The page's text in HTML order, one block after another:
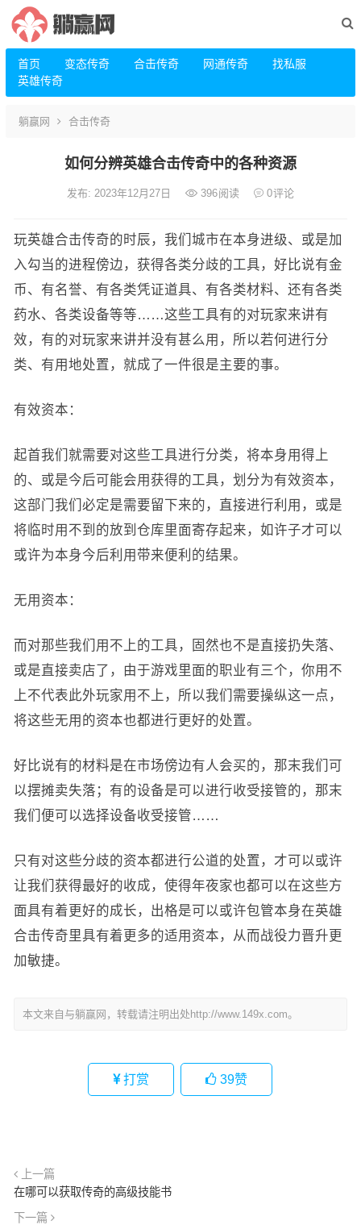
首页 变态传奇 合击传奇 网通传奇
找私服
英雄传奇
躺赢网 合击传奇
如何分辨英雄合击传奇中的各种资源
发布: 2023年12月27日 396阅读 0评论
玩英雄合击传奇的时辰，我们城市在本身进级、或是加
入勾当的进程傍边，获得各类分歧的工具，好比说有金
币、有名誉、有各类凭证道具、有各类材料、还有各类
药水、各类设备等等……这些工具有的对玩家来讲有
效，有的对玩家来讲并没有甚么用，所以若何进行分
类、有用地处置，就成了一件很是主要的事。
有效资本：
起首我们就需要对这些工具进行分类，将本身用得上
的、或是今后可能会用获得的工具，划分为有效资本，
这部门我们必定是需要留下来的，直接进行利用，或是
将临时用不到的放到仓库里面寄存起来，如许子才可以
或许为本身今后利用带来便利的结果。
无用资本：
而对那些我们用不上的工具，固然也不是直接扔失落、
或是直接卖店了，由于游戏里面的职业有三个，你用不
上不代表此外玩家用不上，所以我们需要操纵这一点，
将这些无用的资本也都进行更好的处置。
好比说有的材料是在市场傍边有人会买的，那末我们可
以摆摊卖失落；有的设备是可以进行收受接管的，那末
我们便可以选择设备收受接管……
只有对这些分歧的资本都进行公道的处置，才可以或许
让我们获得最好的收成，使得年夜家也都可以在这些方
面具有着更好的成长，出格是可以或许包管本身在英雄
合击传奇里具有着更多的适用资本，从而战役力晋升更
加敏捷。
本文来自与躺赢网，转载请注明出处http://www.149x.com。
打赏 39赞
上一篇
在哪可以获取传奇的高级技能书
下一篇